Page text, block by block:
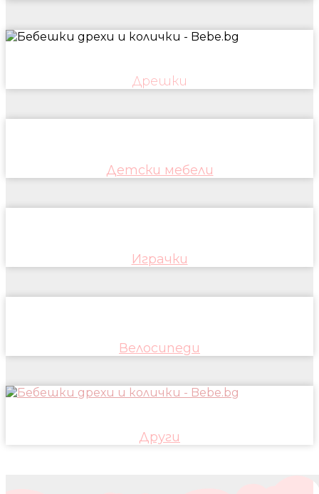
Дрешки
Детски мебели
Играчки
Велосипеди
Други